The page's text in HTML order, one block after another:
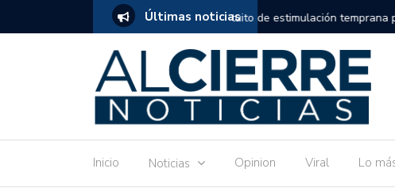
Últimas noticias
de estimulación temprana para mamás
Invitan a disfrutar las
Ronquillo este jueves.
Inicio Noticias Opinion Viral Lo